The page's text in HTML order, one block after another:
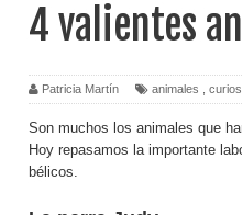
4 valientes
Patricia Martín animales
Son muchos los animales que
Hoy repasamos la importante
bélicos.